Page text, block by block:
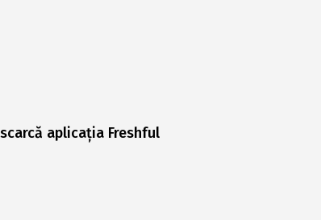
aplicația Freshful